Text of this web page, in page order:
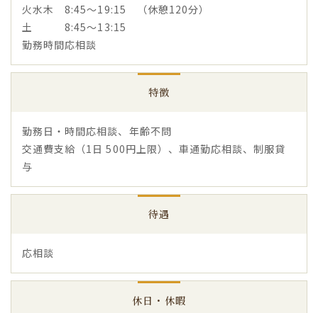
火水木 8:45～19:15 （休憩120分）
土 8:45～13:15
勤務時間応相談
特徴
勤務日・時間応相談、年齢不問
交通費支給（1日 500円上限）、車通勤応相談、制服貸
与
待遇
応相談
休日・休暇